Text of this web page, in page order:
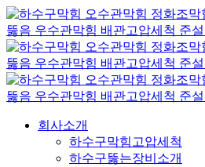
콘
텐
츠
로
건
너
회사소개
하수구막힘고압세척
하수구뚫는장비소개